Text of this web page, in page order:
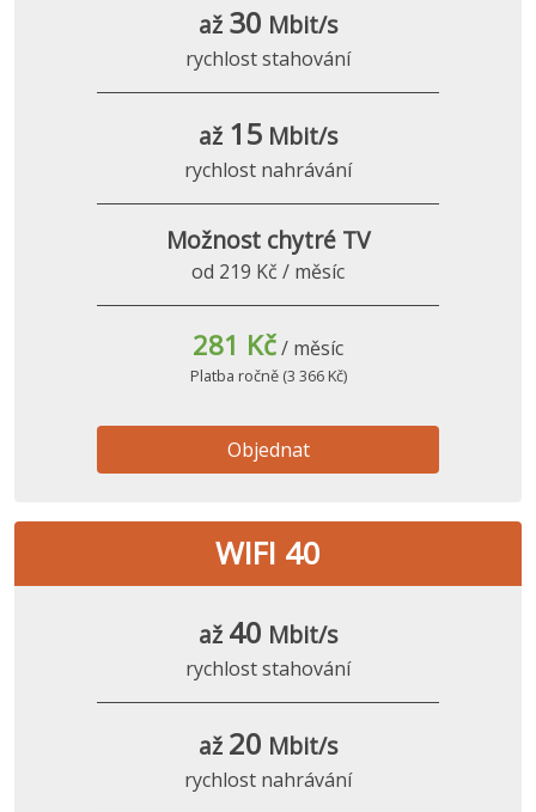
až 30 Mbit/s
rychlost stahování
až 15 Mbit/s
rychlost nahrávání
Možnost chytré TV
od 219 Kč / měsíc
281 Kč/ měsíc
Platba ročně (3 366 Kč)
Objednat
WIFI 40
až 40 Mbit/s
rychlost stahování
až 20 Mbit/s
rychlost nahrávání